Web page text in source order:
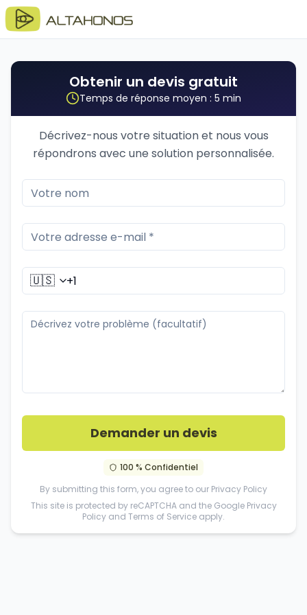
Obtenir un devis gratuit
Temps de réponse moyen : 5 min
Décrivez-nous votre situation et nous vous
répondrons avec une solution personnalisée.
🇺🇸
Demander un devis
100 % Confidentiel
By submitting this form, you agree to our Privacy Policy
This site is protected by reCAPTCHA and the Google Privacy
Policy and Terms of Service apply.